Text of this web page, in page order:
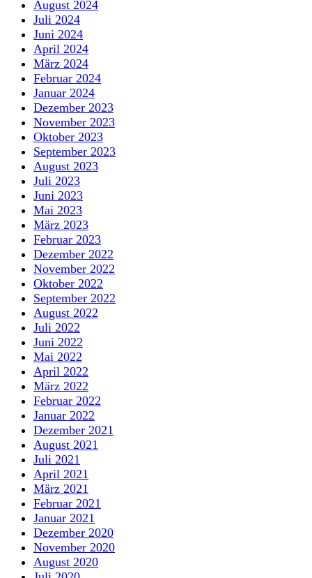
August 2024
Juli 2024
Juni 2024
April 2024
März 2024
Februar 2024
Januar 2024
Dezember 2023
November 2023
Oktober 2023
September 2023
August 2023
Juli 2023
Juni 2023
Mai 2023
März 2023
Februar 2023
Dezember 2022
November 2022
Oktober 2022
September 2022
August 2022
Juli 2022
Juni 2022
Mai 2022
April 2022
März 2022
Februar 2022
Januar 2022
Dezember 2021
August 2021
Juli 2021
April 2021
März 2021
Februar 2021
Januar 2021
Dezember 2020
November 2020
August 2020